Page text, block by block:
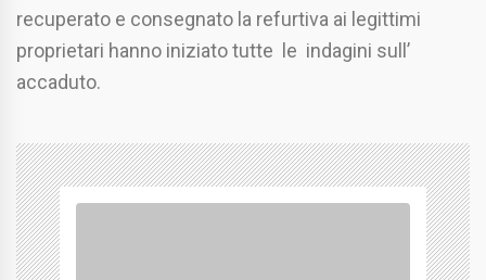
recuperato e consegnato la refurtiva ai legittimi
proprietari hanno iniziato tutte le indagini sull’
accaduto.